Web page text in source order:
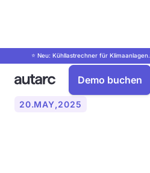
⭐ Neu: Kühllastrechner für Klimaanlagen.
Demo buchen
20.MAY,2025